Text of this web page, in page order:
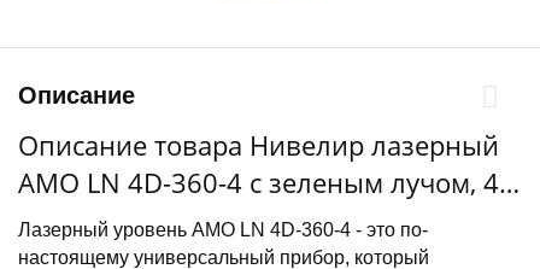
Описание
Описание товара Нивелир лазерный
AMO LN 4D-360-4 с зеленым лучом, 4
плоскости
Лазерный уровень АМО LN 4D-360-4 - это по-
настоящему универсальный прибор, который